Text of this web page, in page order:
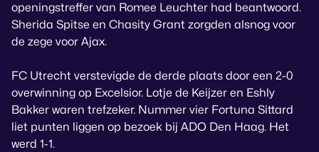
openingstreffer van Romee Leuchter had beantwoord.
Sherida Spitse en Chasity Grant zorgden alsnog voor
de zege voor Ajax.
FC Utrecht verstevigde de derde plaats door een 2-0
overwinning op Excelsior. Lotje de Keijzer en Eshly
Bakker waren trefzeker. Nummer vier Fortuna Sittard
liet punten liggen op bezoek bij ADO Den Haag. Het
werd 1-1.